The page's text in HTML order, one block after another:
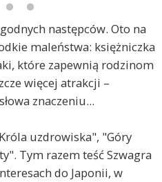
następców. Oto na
maleństwa: księżniczka
które zapewnią rodzinom
więcej atrakcji –
znaczeniu...
uzdrowiska", "Góry
Tym razem teść Szwagra
do Japonii, w